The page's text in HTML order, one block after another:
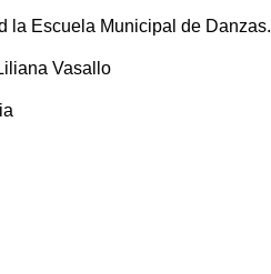
la Escuela Municipal de Danzas.
Vasallo